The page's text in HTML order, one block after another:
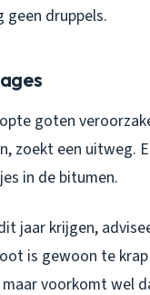
geen druppels.
goten
zoekt een uitweg.
in de bitumen.
jaar krijgen,
is gewoon te
voorkomt wel